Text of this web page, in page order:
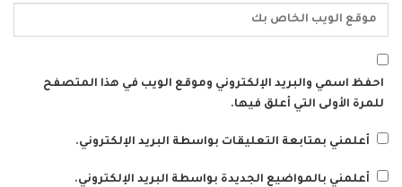
احفظ اسمي والبريد الإلكتروني وموقع الويب في هذا المتصفح
للمرة الأولى التي أعلق فيها.
أعلمني بمتابعة التعليقات بواسطة البريد الإلكتروني.
أعلمني بالمواضيع الجديدة بواسطة البريد الإلكتروني.